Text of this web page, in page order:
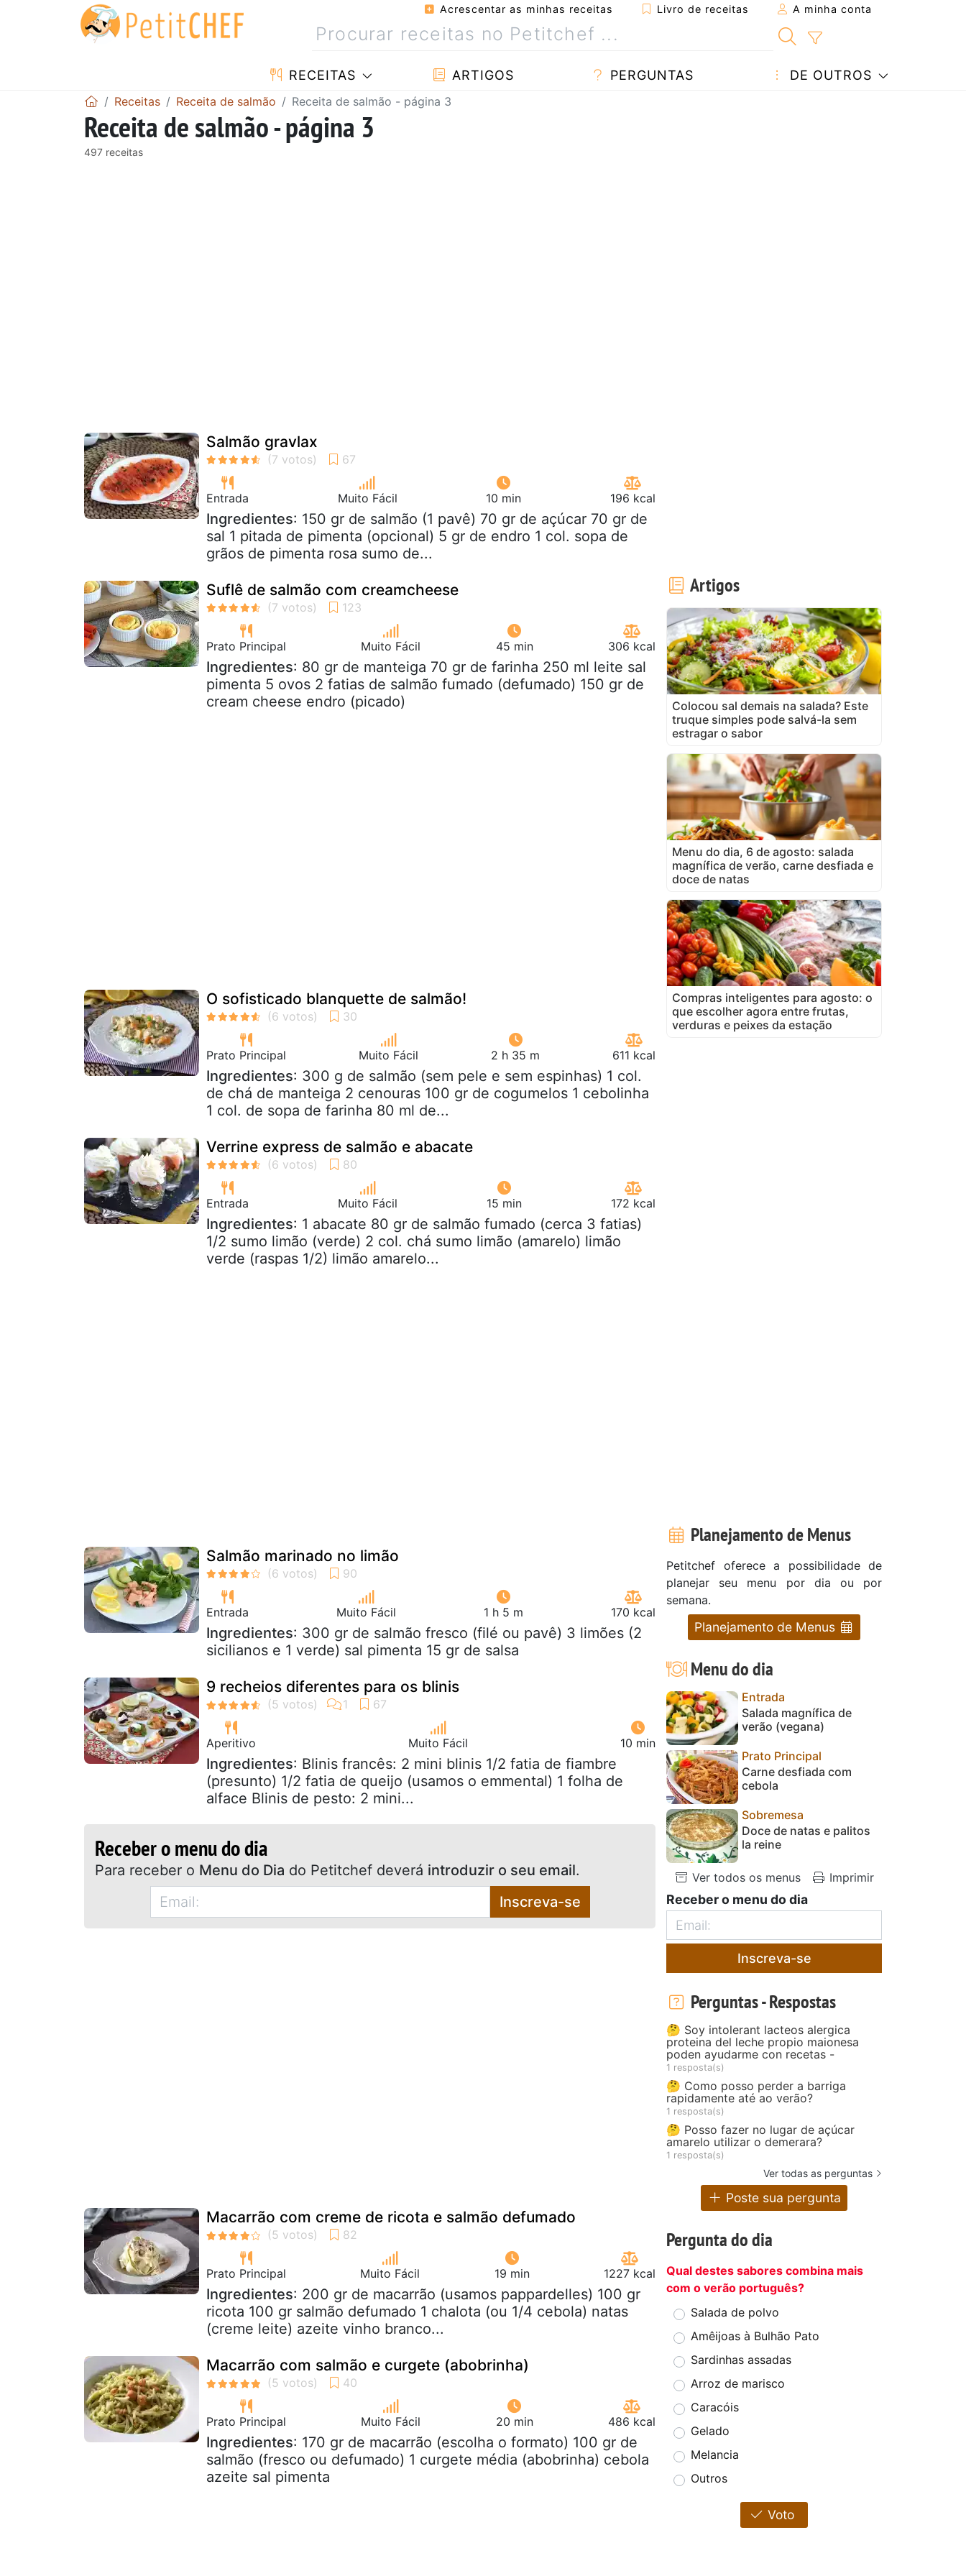
Acrescentar as minhas receitas Livro de receitas A minha conta
RECEITAS ARTIGOS PERGUNTAS DE OUTROS
Receitas Receita de salmão Receita de salmão - página 3
Receita de salmão - página 3
497 receitas
Salmão gravlax
Entrada Muito Fácil 10 min 196 kcal
Ingredientes: 150 gr de salmão (1 pavê) 70 gr de açúcar 70 gr de
sal 1 pitada de pimenta (opcional) 5 gr de endro 1 col. sopa de
grãos de pimenta rosa sumo de...
Suflê de salmão com creamcheese
Prato Principal Muito Fácil 45 min 306 kcal
Ingredientes: 80 gr de manteiga 70 gr de farinha 250 ml leite sal
pimenta 5 ovos 2 fatias de salmão fumado (defumado) 150 gr de
cream cheese endro (picado)
O sofisticado blanquette de salmão!
Prato Principal Muito Fácil 2 h 35 m 611 kcal
Ingredientes: 300 g de salmão (sem pele e sem espinhas) 1 col.
de chá de manteiga 2 cenouras 100 gr de cogumelos 1 cebolinha
1 col. de sopa de farinha 80 ml de...
Verrine express de salmão e abacate
Entrada Muito Fácil 15 min 172 kcal
Ingredientes: 1 abacate 80 gr de salmão fumado (cerca 3 fatias)
1/2 sumo limão (verde) 2 col. chá sumo limão (amarelo) limão
verde (raspas 1/2) limão amarelo...
Salmão marinado no limão
Entrada Muito Fácil 1 h 5 m 170 kcal
Ingredientes: 300 gr de salmão fresco (filé ou pavê) 3 limões (2
sicilianos e 1 verde) sal pimenta 15 gr de salsa
9 recheios diferentes para os blinis
Aperitivo Muito Fácil 10 min
Ingredientes: Blinis francês: 2 mini blinis 1/2 fatia de fiambre
(presunto) 1/2 fatia de queijo (usamos o emmental) 1 folha de
alface Blinis de pesto: 2 mini...
Receber o menu do dia
Para receber o Menu do Dia do Petitchef deverá introduzir o seu email.
Inscreva-se
Macarrão com creme de ricota e salmão defumado
Prato Principal Muito Fácil 19 min 1227 kcal
Ingredientes: 200 gr de macarrão (usamos pappardelles) 100 gr
ricota 100 gr salmão defumado 1 chalota (ou 1/4 cebola) natas
(creme leite) azeite vinho branco...
Macarrão com salmão e curgete (abobrinha)
Prato Principal Muito Fácil 20 min 486 kcal
Ingredientes: 170 gr de macarrão (escolha o formato) 100 gr de
salmão (fresco ou defumado) 1 curgete média (abobrinha) cebola
azeite sal pimenta
Artigos
Colocou sal demais na salada? Este
truque simples pode salvá-la sem
estragar o sabor
Menu do dia, 6 de agosto: salada
magnífica de verão, carne desfiada e
doce de natas
Compras inteligentes para agosto: o
que escolher agora entre frutas,
verduras e peixes da estação
Planejamento de Menus
Petitchef oferece a possibilidade de
planejar seu menu por dia ou por
semana.
Planejamento de Menus
Menu do dia
Entrada
Salada magnífica de
verão (vegana)
Prato Principal
Carne desfiada com
cebola
Sobremesa
Doce de natas e palitos
la reine
Ver todos os menus Imprimir
Receber o menu do dia
Inscreva-se
Perguntas - Respostas
🤔 Soy intolerant lacteos alergica
proteina del leche propio maionesa
poden ayudarme con recetas -
1 resposta(s)
🤔 Como posso perder a barriga
rapidamente até ao verão?
1 resposta(s)
🤔 Posso fazer no lugar de açúcar
amarelo utilizar o demerara?
1 resposta(s)
Ver todas as perguntas
Poste sua pergunta
Pergunta do dia
Qual destes sabores combina mais
com o verão português?
Salada de polvo
Amêijoas à Bulhão Pato
Sardinhas assadas
Arroz de marisco
Caracóis
Gelado
Melancia
Outros
Voto